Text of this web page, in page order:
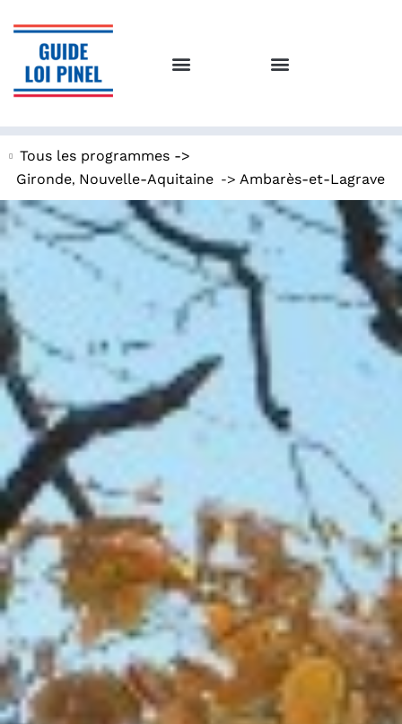
Tous les programmes ->
Gironde, Nouvelle-Aquitaine -> Ambarès-et-Lagrave